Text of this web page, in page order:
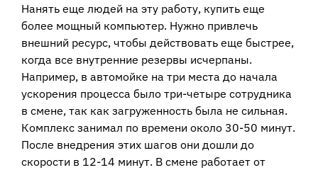
Нанять еще людей на эту работу, купить еще
более мощный компьютер. Нужно привлечь
внешний ресурс, чтобы действовать еще быстрее,
когда все внутренние резервы исчерпаны.
Например, в автомойке на три места до начала
ускорения процесса было три-четыре сотрудника
в смене, так как загруженность была не сильная.
Комплекс занимал по времени около 30-50 минут.
После внедрения этих шагов они дошли до
скорости в 12-14 минут. В смене работает от